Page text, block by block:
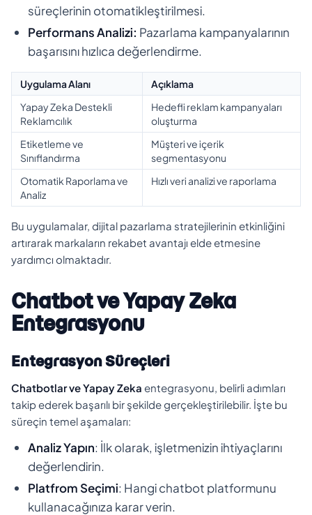
süreçlerinin otomatikleştirilmesi.
Performans Analizi: Pazarlama kampanyalarının
başarısını hızlıca değerlendirme.
Uygulama Alanı
Açıklama
Yapay Zeka Destekli
Reklamcılık
Hedefli reklam kampanyaları
oluşturma
Etiketleme ve
Sınıflandırma
Müşteri ve içerik
segmentasyonu
Otomatik Raporlama ve
Analiz
Hızlı veri analizi ve raporlama
Bu uygulamalar, dijital pazarlama stratejilerinin etkinliğini
artırarak markaların rekabet avantajı elde etmesine
yardımcı olmaktadır.
Chatbot ve Yapay Zeka
Entegrasyonu
Entegrasyon Süreçleri
Chatbotlar ve Yapay Zeka entegrasyonu, belirli adımları
takip ederek başarılı bir şekilde gerçekleştirilebilir. İşte bu
süreçin temel aşamaları:
Analiz Yapın: İlk olarak, işletmenizin ihtiyaçlarını
değerlendirin.
Platfrom Seçimi: Hangi chatbot platformunu
kullanacağınıza karar verin.